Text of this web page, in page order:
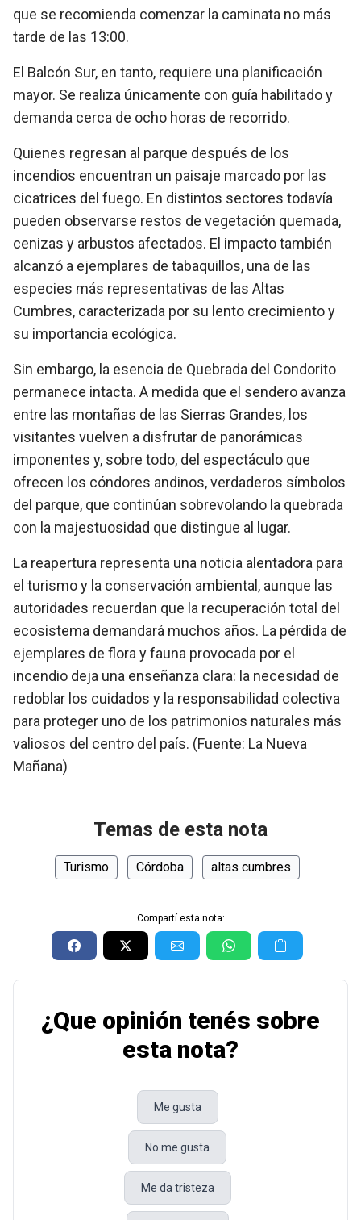
que se recomienda comenzar la caminata no más
tarde de las 13:00.
El Balcón Sur, en tanto, requiere una planificación
mayor. Se realiza únicamente con guía habilitado y
demanda cerca de ocho horas de recorrido.
Quienes regresan al parque después de los
incendios encuentran un paisaje marcado por las
cicatrices del fuego. En distintos sectores todavía
pueden observarse restos de vegetación quemada,
cenizas y arbustos afectados. El impacto también
alcanzó a ejemplares de tabaquillos, una de las
especies más representativas de las Altas
Cumbres, caracterizada por su lento crecimiento y
su importancia ecológica.
Sin embargo, la esencia de Quebrada del Condorito
permanece intacta. A medida que el sendero avanza
entre las montañas de las Sierras Grandes, los
visitantes vuelven a disfrutar de panorámicas
imponentes y, sobre todo, del espectáculo que
ofrecen los cóndores andinos, verdaderos símbolos
del parque, que continúan sobrevolando la quebrada
con la majestuosidad que distingue al lugar.
La reapertura representa una noticia alentadora para
el turismo y la conservación ambiental, aunque las
autoridades recuerdan que la recuperación total del
ecosistema demandará muchos años. La pérdida de
ejemplares de flora y fauna provocada por el
incendio deja una enseñanza clara: la necesidad de
redoblar los cuidados y la responsabilidad colectiva
para proteger uno de los patrimonios naturales más
valiosos del centro del país. (Fuente: La Nueva
Mañana)
Temas de esta nota
Turismo Córdoba altas cumbres
Compartí esta nota:
¿Que opinión tenés sobre
esta nota?
Me gusta
No me gusta
Me da tristeza